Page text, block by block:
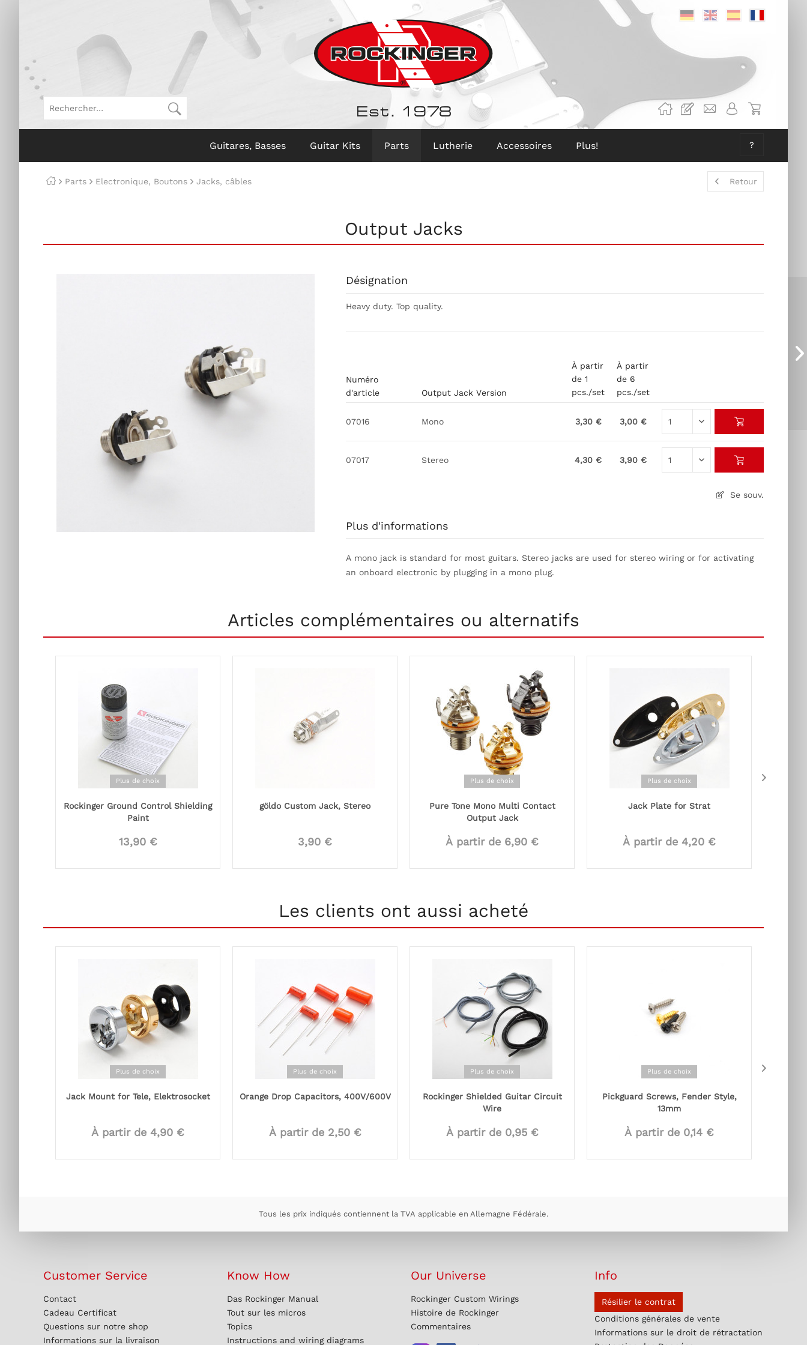
DeutschEnglischSpanisch
Est. 1978
Guitares, Basses Guitar Kits Parts Lutherie Accessoires Plus! ?
Parts Electronique, Boutons Jacks, câbles Retour
Output Jacks
Se souv.
Numéro
d'article
Output Jack Version
À partir
de 1
pcs./set
À partir
de 6
pcs./set
07016 Mono 3,30 € 3,00 €
07017 Stereo 4,30 € 3,90 €
Désignation
Heavy duty. Top quality.
Plus d'informations
A mono jack is standard for most guitars. Stereo jacks are used for stereo wiring or for activating
an onboard electronic by plugging in a mono plug.
Articles complémentaires ou alternatifs
Plus de choix
Rockinger Ground Control Shielding
Paint
13,90 €
göldo Custom Jack, Stereo
3,90 €
Plus de choix
Pure Tone Mono Multi Contact
Output Jack
À partir de 6,90 €
Plus de choix
Jack Plate for Strat
À partir de 4,20 €
Les clients ont aussi acheté
Plus de choix
Jack Mount for Tele, Elektrosocket
À partir de 4,90 €
Plus de choix
Orange Drop Capacitors, 400V/600V
À partir de 2,50 €
Plus de choix
Rockinger Shielded Guitar Circuit
Wire
À partir de 0,95 €
Plus de choix
Pickguard Screws, Fender Style,
13mm
À partir de 0,14 €
Tous les prix indiqués contiennent la TVA applicable en Allemagne Fédérale.
Customer Service
Contact
Cadeau Certificat
Questions sur notre shop
Informations sur la livraison
Know How
Das Rockinger Manual
Tout sur les micros
Topics
Instructions and wiring diagrams
Our Universe
Rockinger Custom Wirings
Histoire de Rockinger
Commentaires
Info
Résilier le contrat
Conditions générales de vente
Informations sur le droit de rétractation